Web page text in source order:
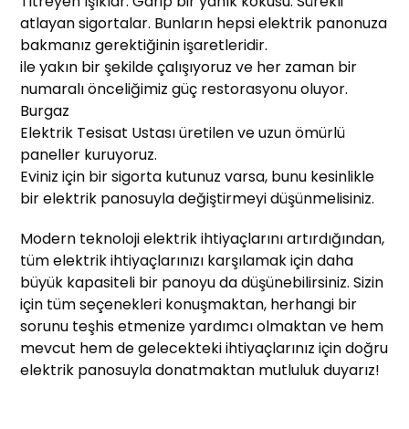
atlayan sigortalar. Bunların hepsi elektrik panonuza
bakmanız gerektiğinin işaretleridir.
ile yakın bir şekilde çalışıyoruz ve her zaman bir
numaralı önceliğimiz güç restorasyonu oluyor.
Burgaz
Elektrik Tesisat Ustası üretilen ve uzun ömürlü
paneller kuruyoruz.
Eviniz için bir sigorta kutunuz varsa, bunu kesinlikle
bir elektrik panosuyla değiştirmeyi düşünmelisiniz.
Modern teknoloji elektrik ihtiyaçlarını artırdığından,
tüm elektrik ihtiyaçlarınızı karşılamak için daha
büyük kapasiteli bir panoyu da düşünebilirsiniz. Sizin
için tüm seçenekleri konuşmaktan, herhangi bir
sorunu teşhis etmenize yardımcı olmaktan ve hem
mevcut hem de gelecekteki ihtiyaçlarınız için doğru
elektrik panosuyla donatmaktan mutluluk duyarız!